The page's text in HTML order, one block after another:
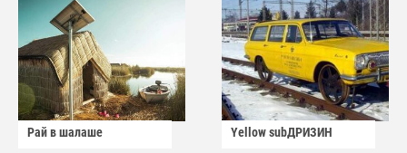
Рай в шалаше Yellow subДРИЗИН